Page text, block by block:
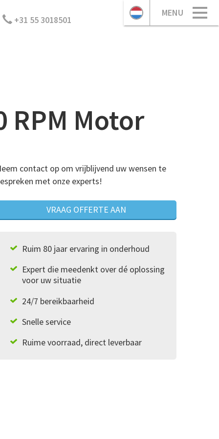
MENU
+31 55 3018501
RPM Motor
contact op om vrijblijvend uw wensen te
met onze experts!
VRAAG OFFERTE AAN
Ruim 80 jaar ervaring in onderhoud
Expert die meedenkt over dé oplossing
voor uw situatie
24/7 bereikbaarheid
Snelle service
Ruime voorraad, direct leverbaar